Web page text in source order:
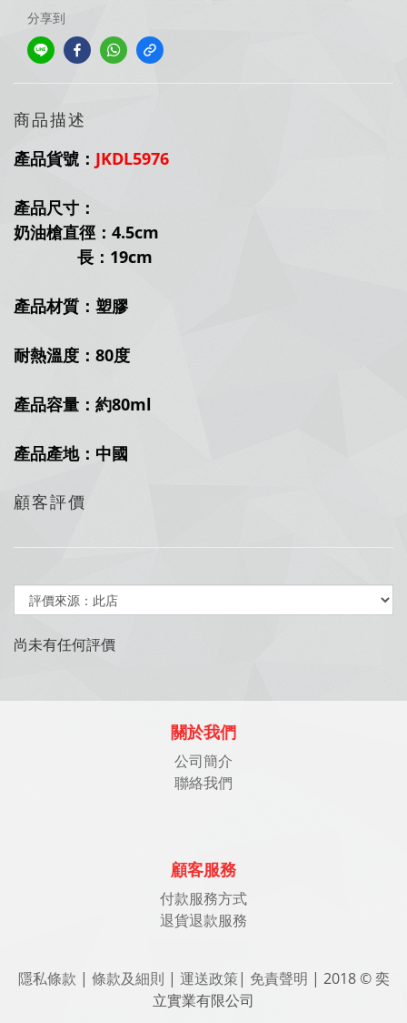
分享到
商品描述
產品貨號： JKDL5976
產品尺寸：
奶油槍直徑：4.5cm
長：19cm
產品材質：塑膠
耐熱溫度：80度
產品容量：約80ml
產品產地：中國
顧客評價
尚未有任何評價
關於我們
公司簡介
聯絡我們
顧客服務
付款服務方式
退貨退款服務
隱私條款 | 條款及細則 | 運送政策| 免責聲明 | 2018 © 奕
立實業有限公司